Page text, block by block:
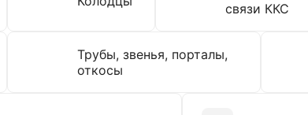
связи ККС
Трубы, звенья, порталы,
откосы